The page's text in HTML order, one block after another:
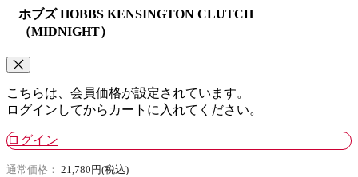
ホブズ HOBBS KENSINGTON CLUTCH
（MIDNIGHT）
こちらは、会員価格が設定されています。
ログインしてからカートに入れてください。
ログイン
通常価格： 21,780円(税込)